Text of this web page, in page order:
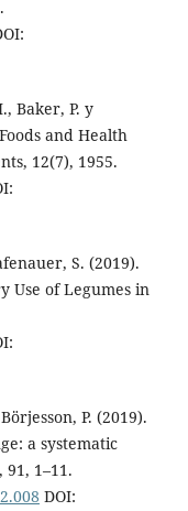
Baker, P. y
and Health
12(7), 1955.
S. (2019).
Use of Legumes in
P. (2019).
a systematic
1–11.
DOI: